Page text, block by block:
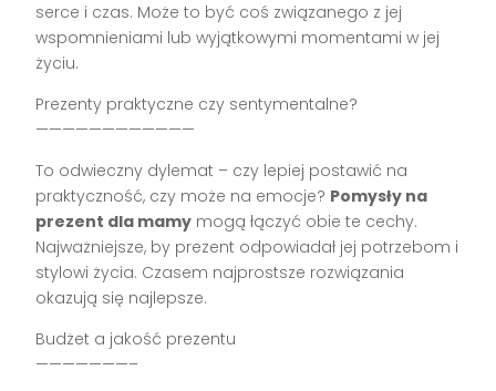
serce i czas. Może to być coś związanego z jej
wspomnieniami lub wyjątkowymi momentami w jej
życiu.
Prezenty praktyczne czy sentymentalne?
————————————
To odwieczny dylemat – czy lepiej postawić na
praktyczność, czy może na emocje? Pomysły na
prezent dla mamy mogą łączyć obie te cechy.
Najważniejsze, by prezent odpowiadał jej potrzebom i
stylowi życia. Czasem najprostsze rozwiązania
okazują się najlepsze.
Budżet a jakość prezentu
———————–